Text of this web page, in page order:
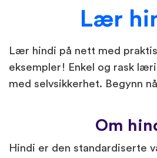
Lær
Lær hindi på nett med
eksempler! Enkel og rask
med selvsikkerhet. Begynn
Om
Hindi er den standardiserte